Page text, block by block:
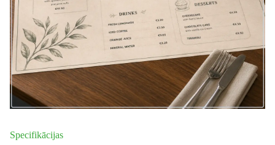
Specifikācijas